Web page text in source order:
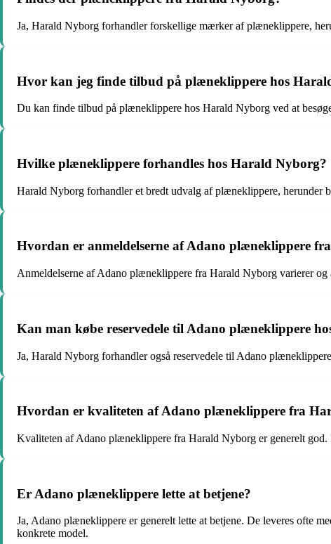
Ja, Harald Nyborg forhandler forskellige mærker af plæneklippere,
Hvor kan jeg finde tilbud på plæneklippere hos
Du kan finde tilbud på plæneklippere hos Harald Nyborg ved at
Hvilke plæneklippere forhandles hos Harald Nyborg?
Harald Nyborg forhandler et bredt udvalg af plæneklippere, herunder
Hvordan er anmeldelserne af Adano plæneklippere
Anmeldelserne af Adano plæneklippere fra Harald Nyborg varierer
Kan man købe reservedele til Adano plæneklippere
Ja, Harald Nyborg forhandler også reservedele til Adano
Hvordan er kvaliteten af Adano plæneklippere fra
Kvaliteten af Adano plæneklippere fra Harald Nyborg er generelt
Er Adano plæneklippere lette at betjene?
Ja, Adano plæneklippere er generelt lette at betjene. De leveres ofte
konkrete model.